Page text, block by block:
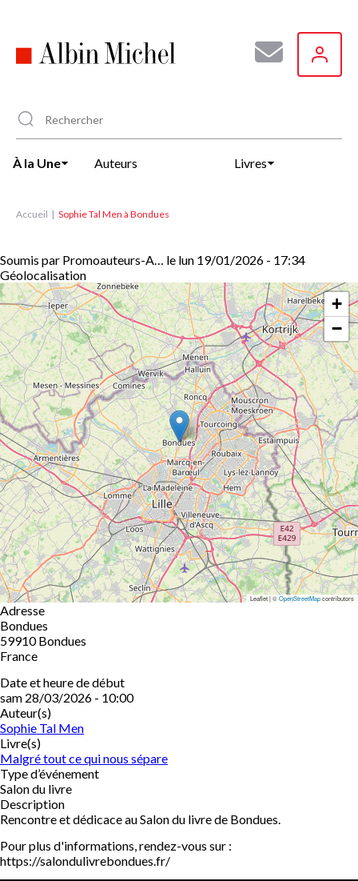
principal
À la Une Auteurs Livres
Accueil Sophie Tal Men à Bondues
Soumis par Promoauteurs-A… le lun 19/01/2026 - 17:34
Géolocalisation
+
−
Leaflet | ©OpenStreetMapcontributors
Adresse
Bondues
59910 Bondues
France
Date et heure de début
sam 28/03/2026 - 10:00
Auteur(s)
Sophie Tal Men
Livre(s)
Malgré tout ce qui nous sépare
Type d’événement
Salon du livre
Description
Rencontre et dédicace au Salon du livre de Bondues.
Pour plus d'informations, rendez-vous sur :
https://salondulivrebondues.fr/